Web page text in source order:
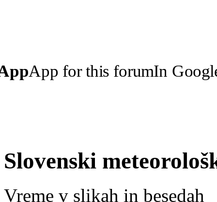
App for this forumIn
Slovenski
Vreme v slikah in besedah